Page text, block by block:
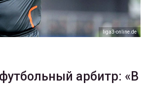
liga3-online.de
арбитр: «В